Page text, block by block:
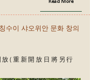
수이 샤오위안 문화 창의
(重新開放日將另行